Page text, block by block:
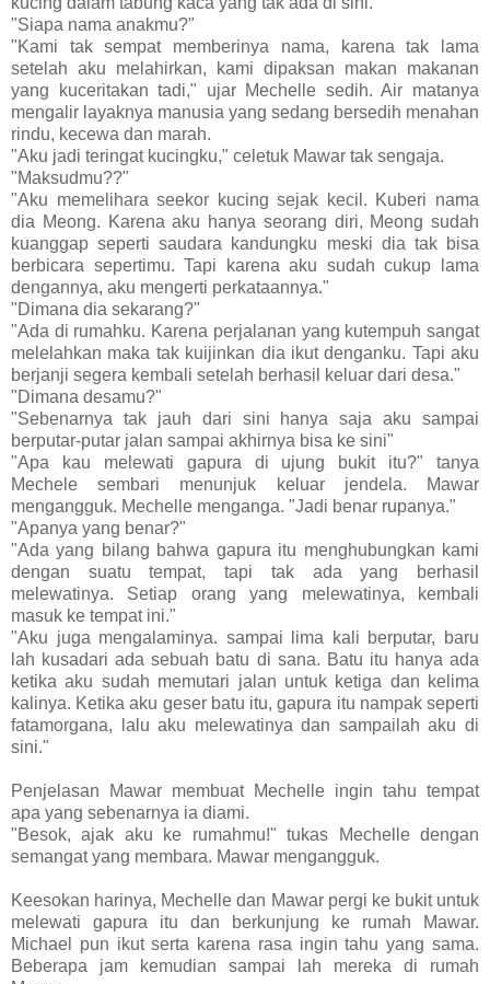
"Siapa nama anakmu?"
"Kami tak sempat memberinya nama, karena tak lama
setelah aku melahirkan, kami dipaksan makan makanan
yang kuceritakan tadi," ujar Mechelle sedih. Air matanya
mengalir layaknya manusia yang sedang bersedih menahan
rindu, kecewa dan marah.
"Aku jadi teringat kucingku," celetuk Mawar tak sengaja.
"Maksudmu??"
"Aku memelihara seekor kucing sejak kecil. Kuberi nama
dia Meong. Karena aku hanya seorang diri, Meong sudah
kuanggap seperti saudara kandungku meski dia tak bisa
berbicara sepertimu. Tapi karena aku sudah cukup lama
dengannya, aku mengerti perkataannya."
"Dimana dia sekarang?"
"Ada di rumahku. Karena perjalanan yang kutempuh sangat
melelahkan maka tak kuijinkan dia ikut denganku. Tapi aku
berjanji segera kembali setelah berhasil keluar dari desa."
"Dimana desamu?"
"Sebenarnya tak jauh dari sini hanya saja aku sampai
berputar-putar jalan sampai akhirnya bisa ke sini"
"Apa kau melewati gapura di ujung bukit itu?" tanya
Mechele sembari menunjuk keluar jendela. Mawar
mengangguk. Mechelle menganga. "Jadi benar rupanya."
"Apanya yang benar?"
"Ada yang bilang bahwa gapura itu menghubungkan kami
dengan suatu tempat, tapi tak ada yang berhasil
melewatinya. Setiap orang yang melewatinya, kembali
masuk ke tempat ini."
"Aku juga mengalaminya. sampai lima kali berputar, baru
lah kusadari ada sebuah batu di sana. Batu itu hanya ada
ketika aku sudah memutari jalan untuk ketiga dan kelima
kalinya. Ketika aku geser batu itu, gapura itu nampak seperti
fatamorgana, lalu aku melewatinya dan sampailah aku di
sini."
Penjelasan Mawar membuat Mechelle ingin tahu tempat
apa yang sebenarnya ia diami.
"Besok, ajak aku ke rumahmu!" tukas Mechelle dengan
semangat yang membara. Mawar mengangguk.
Keesokan harinya, Mechelle dan Mawar pergi ke bukit untuk
melewati gapura itu dan berkunjung ke rumah Mawar.
Michael pun ikut serta karena rasa ingin tahu yang sama.
Beberapa jam kemudian sampai lah mereka di rumah